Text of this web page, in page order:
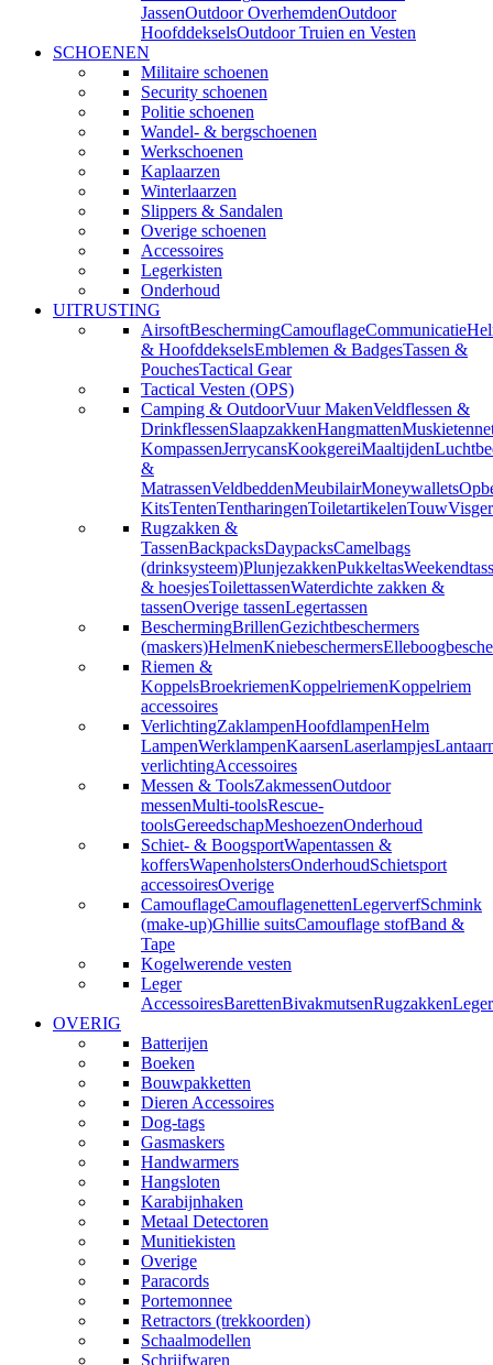
JassenOutdoor OverhemdenOutdoor
HoofddekselsOutdoor Truien en Vesten
SCHOENEN
Militaire schoenen
Security schoenen
Politie schoenen
Wandel- & bergschoenen
Werkschoenen
Kaplaarzen
Winterlaarzen
Slippers & Sandalen
Overige schoenen
Accessoires
Legerkisten
Onderhoud
UITRUSTING
AirsoftBeschermingCamouflageCommunicatie
& HoofddekselsEmblemen & BadgesTassen &
PouchesTactical Gear
Tactical Vesten (OPS)
Camping & OutdoorVuur MakenVeldflessen &
DrinkflessenSlaapzakkenHangmatten
KompassenJerrycansKookgereiMaaltijden
&
MatrassenVeldbeddenMeubilairMoneywallets
KitsTentenTentharingenToiletartikelenTouw
Rugzakken &
TassenBackpacksDaypacksCamelbags
(drinksysteem)PlunjezakkenPukkeltas
& hoesjesToilettassenWaterdichte zakken &
tassenOverige tassenLegertassen
BeschermingBrillenGezichtbeschermers
(maskers)HelmenKniebeschermers
Riemen &
KoppelsBroekriemenKoppelriemenKoppelriem
accessoires
VerlichtingZaklampenHoofdlampenHelm
LampenWerklampenKaarsenLaserlampjes
verlichtingAccessoires
Messen & ToolsZakmessenOutdoor
messenMulti-toolsRescue-
toolsGereedschapMeshoezenOnderhoud
Schiet- & BoogsportWapentassen &
koffersWapenholstersOnderhoudSchietsport
accessoiresOverige
CamouflageCamouflagenettenLegerverfSchmink
(make-up)Ghillie suitsCamouflage stofBand &
Tape
Kogelwerende vesten
Leger
AccessoiresBarettenBivakmutsenRugzakken
OVERIG
Batterijen
Boeken
Bouwpakketten
Dieren Accessoires
Dog-tags
Gasmaskers
Handwarmers
Hangsloten
Karabijnhaken
Metaal Detectoren
Munitiekisten
Overige
Paracords
Portemonnee
Retractors (trekkoorden)
Schaalmodellen
Schrijfwaren